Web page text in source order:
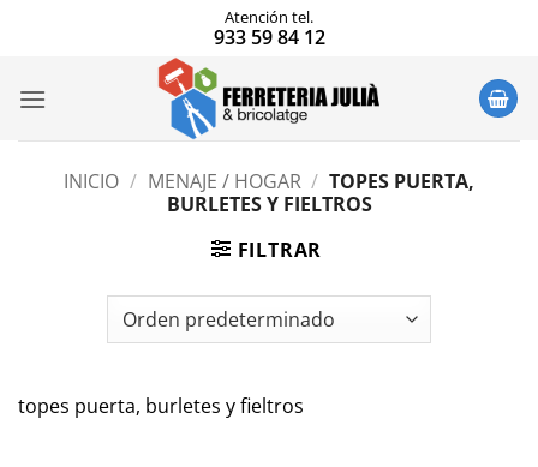
Atención tel.
933 59 84 12
INICIO / MENAJE / HOGAR / TOPES PUERTA,
BURLETES Y FIELTROS
FILTRAR
topes puerta, burletes y fieltros